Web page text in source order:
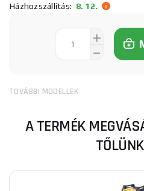
Házhozszállítás: 8. 12.
TOVÁBBI MODELLEK
A TERMÉK